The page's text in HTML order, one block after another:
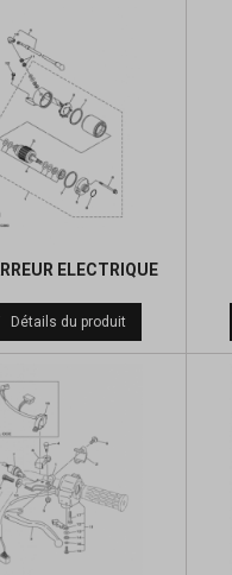
ELECTRIQUE
Prix
de
Détails du produit